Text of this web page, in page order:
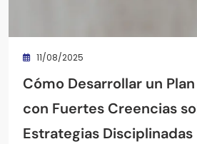
11/08/2025
Cómo Desarrollar un
con Fuertes Creencias
Estrategias Disciplinadas